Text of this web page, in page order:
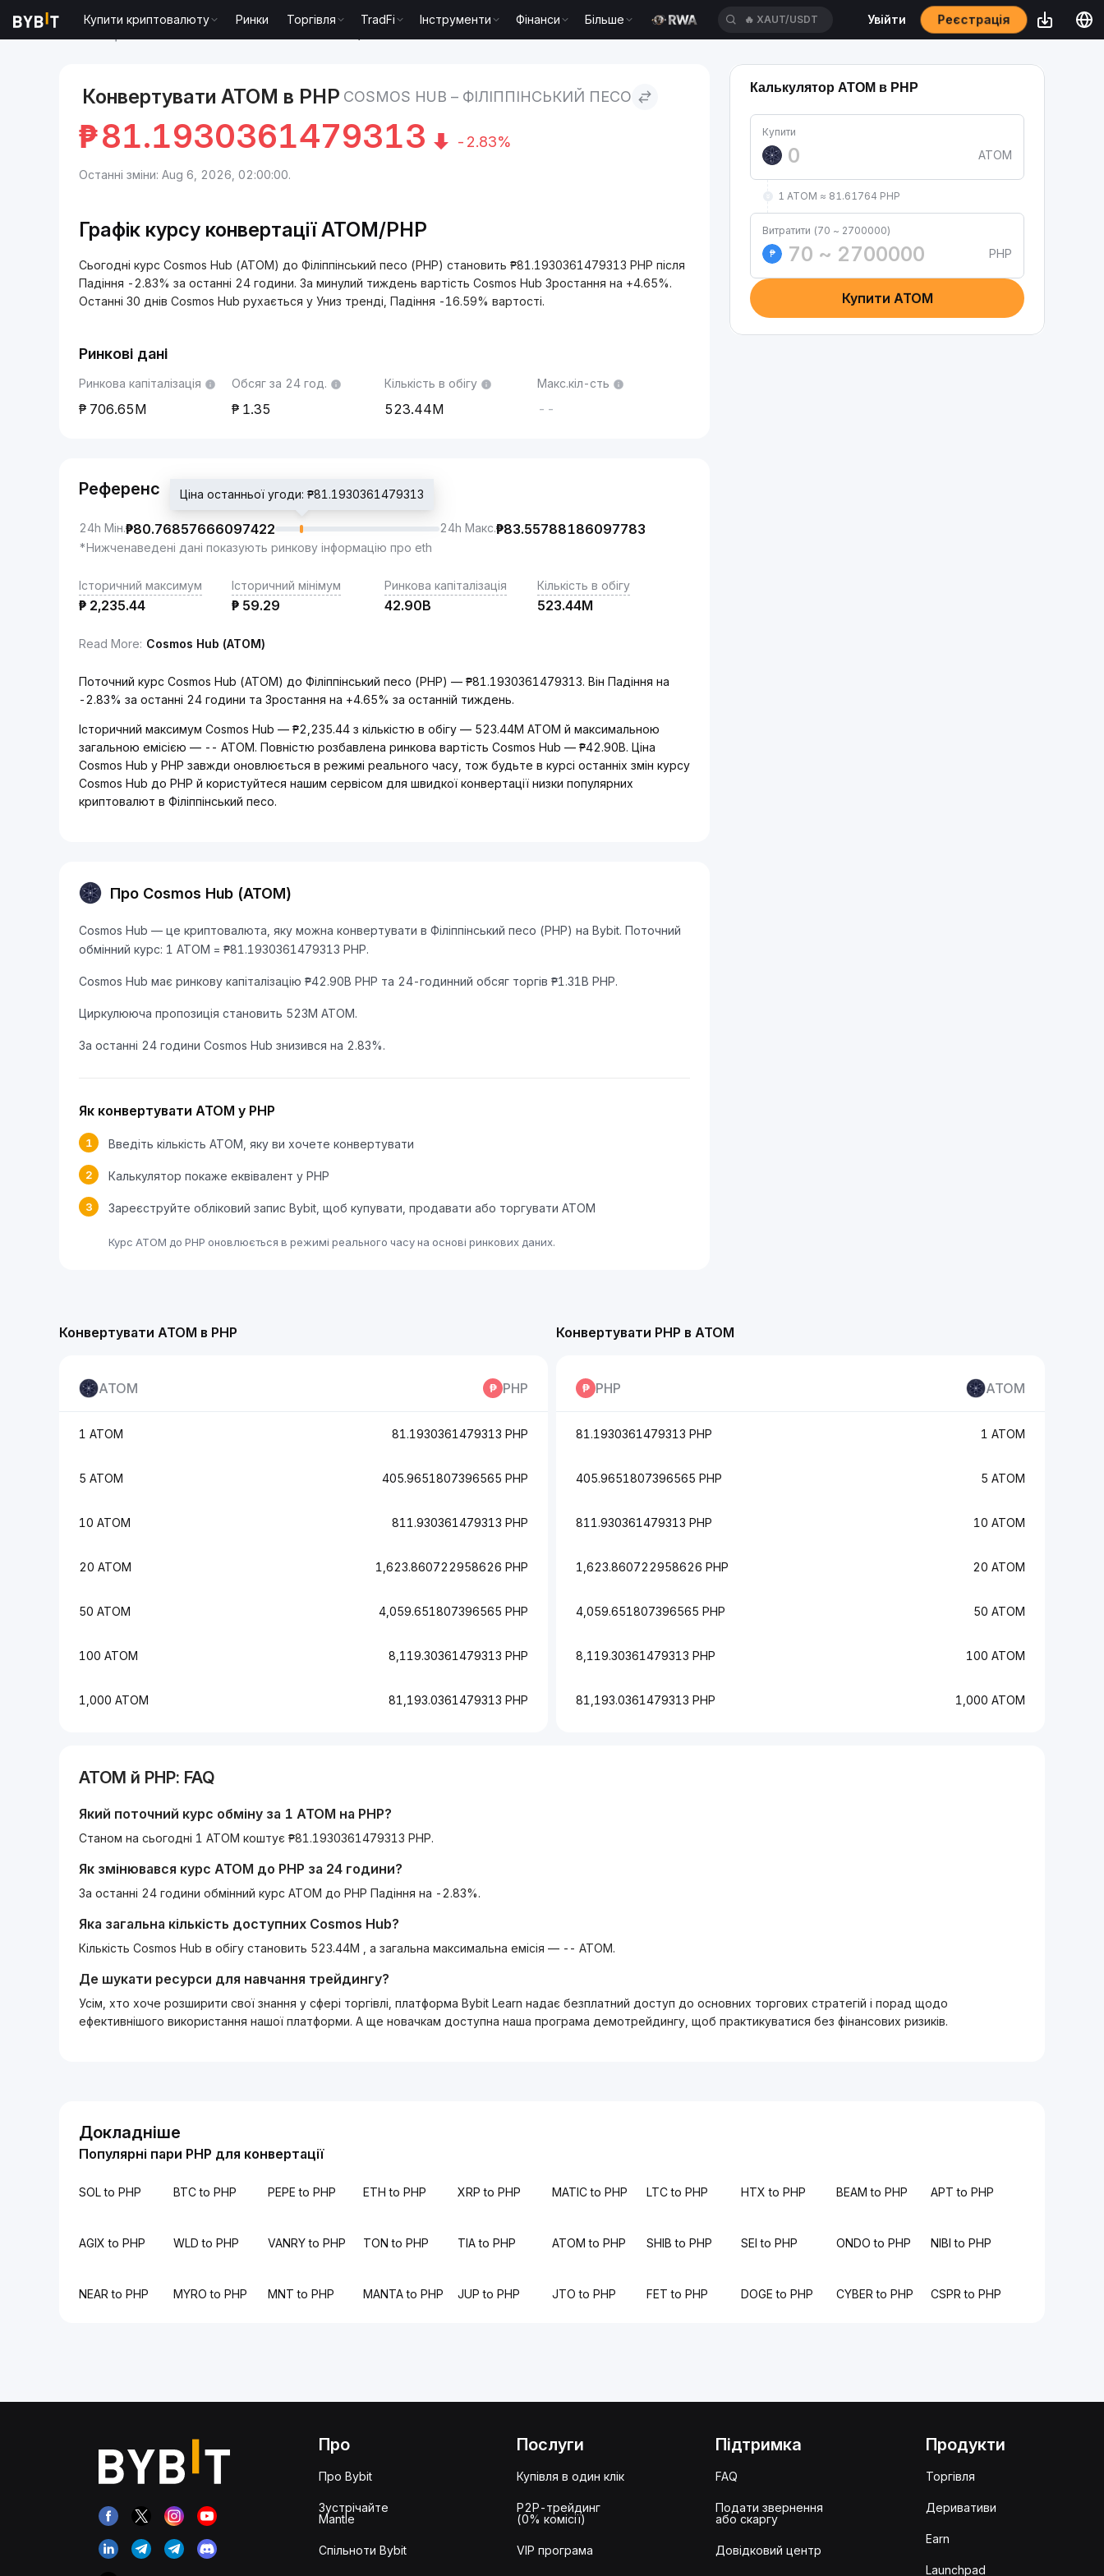
Купити криптовалюту Ринки Торгівля TradFi Інструменти Фінанси Більше 🔥 XAUT/USDT Увійти Реєстрація
Конвертувати ATOM в PHP COSMOS HUB – ФІЛІППІНСЬКИЙ ПЕСО
₱81.1930361479313 -2.83%
Останні зміни: Aug 6, 2026, 02:00:00.
Графік курсу конвертації ATOM/PHP
Сьогодні курс Cosmos Hub (ATOM) до Філіппінський песо (PHP) становить ₱81.1930361479313 PHP після
Падіння -2.83% за останні 24 години. За минулий тиждень вартість Cosmos Hub Зростання на +4.65%.
Останні 30 днів Cosmos Hub рухається у Униз тренді, Падіння -16.59% вартості.
Ринкові дані
Ринкова капіталізація
706.65M
Обсяг за 24 год.
1.35
Кількість в обігу
523.44M
Макс.кіл-сть
--
Референс
24h Мін.₱80.76857666097422
Ціна останньої угоди: ₱81.1930361479313
24h Макс.₱83.55788186097783
*Нижченаведені дані показують ринкову інформацію про eth
Історичний максимум
₱ 2,235.44
Історичний мінімум
₱ 59.29
Ринкова капіталізація
42.90B
Кількість в обігу
523.44M
Read More: Cosmos Hub (ATOM)
Поточний курс Cosmos Hub (ATOM) до Філіппінський песо (PHP) — ₱81.1930361479313. Він Падіння на
-2.83% за останні 24 години та Зростання на +4.65% за останній тиждень.
Історичний максимум Cosmos Hub — ₱2,235.44 з кількістю в обігу — 523.44M ATOM й максимальною
загальною емісією — -- ATOM. Повністю розбавлена ринкова вартість Cosmos Hub — ₱42.90B. Ціна
Cosmos Hub у PHP завжди оновлюється в режимі реального часу, тож будьте в курсі останніх змін курсу
Cosmos Hub до PHP й користуйтеся нашим сервісом для швидкої конвертації низки популярних
криптовалют в Філіппінський песо.
Про Cosmos Hub (ATOM)
Cosmos Hub — це криптовалюта, яку можна конвертувати в Філіппінський песо (PHP) на Bybit. Поточний
обмінний курс: 1 ATOM = ₱81.1930361479313 PHP.
Cosmos Hub має ринкову капіталізацію ₱42.90B PHP та 24-годинний обсяг торгів ₱1.31B PHP.
Циркулююча пропозиція становить 523M ATOM.
За останні 24 години Cosmos Hub знизився на 2.83%.
Як конвертувати ATOM у PHP
1 Введіть кількість ATOM, яку ви хочете конвертувати
2 Калькулятор покаже еквівалент у PHP
3 Зареєструйте обліковий запис Bybit, щоб купувати, продавати або торгувати ATOM
Курс ATOM до PHP оновлюється в режимі реального часу на основі ринкових даних.
Калькулятор ATOM в PHP
Купити
ATOM
1 ATOM ≈ 81.61764 PHP
Витратити (70 ~ 2700000)
₱
PHP
Купити ATOM
Конвертувати ATOM в PHP
ATOM PHP
1 ATOM 81.1930361479313 PHP
5 ATOM 405.9651807396565 PHP
10 ATOM 811.930361479313 PHP
20 ATOM 1,623.860722958626 PHP
50 ATOM 4,059.651807396565 PHP
100 ATOM 8,119.30361479313 PHP
1,000 ATOM 81,193.0361479313 PHP
Конвертувати PHP в ATOM
PHP ATOM
81.1930361479313 PHP 1 ATOM
405.9651807396565 PHP 5 ATOM
811.930361479313 PHP 10 ATOM
1,623.860722958626 PHP 20 ATOM
4,059.651807396565 PHP 50 ATOM
8,119.30361479313 PHP 100 ATOM
81,193.0361479313 PHP 1,000 ATOM
ATOM й PHP: FAQ
Який поточний курс обміну за 1 ATOM на PHP?
Станом на сьогодні 1 ATOM коштує ₱81.1930361479313 PHP.
Як змінювався курс ATOM до PHP за 24 години?
За останні 24 години обмінний курс ATOM до PHP Падіння на -2.83%.
Яка загальна кількість доступних Cosmos Hub?
Кількість Cosmos Hub в обігу становить 523.44M , а загальна максимальна емісія — -- ATOM.
Де шукати ресурси для навчання трейдингу?
Усім, хто хоче розширити свої знання у сфері торгівлі, платформа Bybit Learn надає безплатний доступ до основних торгових стратегій і порад щодо
ефективнішого використання нашої платформи. А ще новачкам доступна наша програма демотрейдингу, щоб практикуватися без фінансових ризиків.
Докладніше
Популярні пари PHP для конвертації
SOL to PHP BTC to PHP PEPE to PHP ETH to PHP XRP to PHP MATIC to PHP LTC to PHP HTX to PHP BEAM to PHP APT to PHP
AGIX to PHP WLD to PHP VANRY to PHP TON to PHP TIA to PHP ATOM to PHP SHIB to PHP SEI to PHP ONDO to PHP NIBI to PHP
NEAR to PHP MYRO to PHP MNT to PHP MANTA to PHP JUP to PHP JTO to PHP FET to PHP DOGE to PHP CYBER to PHP CSPR to PHP
Про
Про Bybit
Зустрічайте
Mantle
Спільноти Bybit
Послуги
Купівля в один клік
P2P-трейдинг
(0% комісії)
VIP програма
Підтримка
FAQ
Подати звернення
або скаргу
Довідковий центр
Продукти
Торгівля
Деривативи
Earn
Launchpad